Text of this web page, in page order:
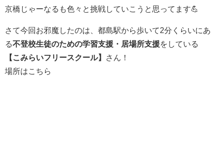
京橋じゃーなるも色々と挑戦していこうと思ってます💪
さて今回お邪魔したのは、都島駅から歩いて2分くらいにあ
る不登校生徒のための学習支援・居場所支援をしている
【 こみらいフリースクール】
さん！
場所はこちら